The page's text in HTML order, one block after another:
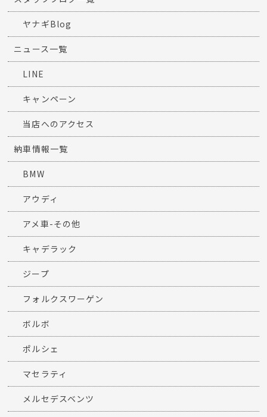
ヤナギBlog
ニュース一覧
LINE
キャンペーン
当店へのアクセス
納車情報一覧
BMW
アウディ
アメ車-その他
キャデラック
ジープ
フォルクスワーゲン
ボルボ
ポルシェ
マセラティ
メルセデスベンツ